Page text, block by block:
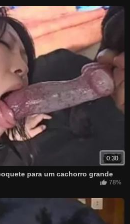
0:30
para um cachorro grande
78%